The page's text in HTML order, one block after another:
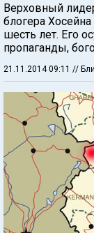
Верховный
блогера
шесть лет. Его
пропаганды,
21.11.2014 09:11 //